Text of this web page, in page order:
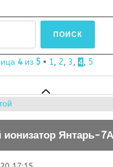
4из 5 • 1, 2, 3, 4, 5
Янтарь-7А